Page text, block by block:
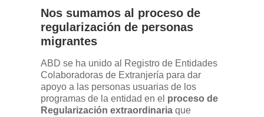
Nos sumamos al proceso de
regularización de personas
migrantes
ABD se ha unido al Registro de Entidades
Colaboradoras de Extranjería para dar
apoyo a las personas usuarias de los
programas de la entidad en el proceso de
Regularización extraordinaria que